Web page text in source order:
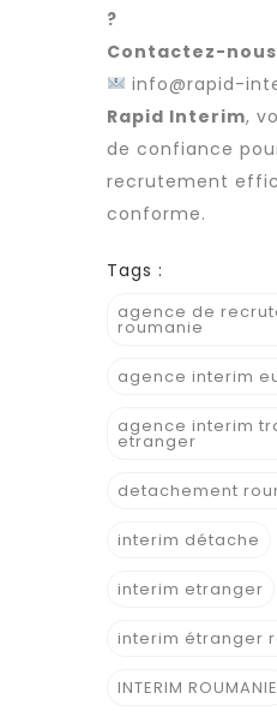
?
Contactez-
info@rapid-
Rapid Interim,
de confiance
recrutement
conforme.
Tags :
agence de
roumanie
agence interim
agence interim
etranger
detachement
interim détache
interim etranger
interim étranger
INTERIM ROUMANIE